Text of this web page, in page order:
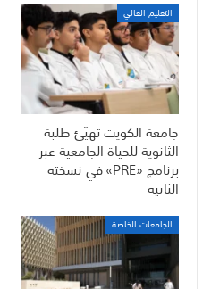
التعليم العالي
جامعة الكويت تهيّئ طلبة
الثانوية للحياة الجامعية عبر
برنامج «PRE» في نسخته
الثانية
الجامعات الخاصة